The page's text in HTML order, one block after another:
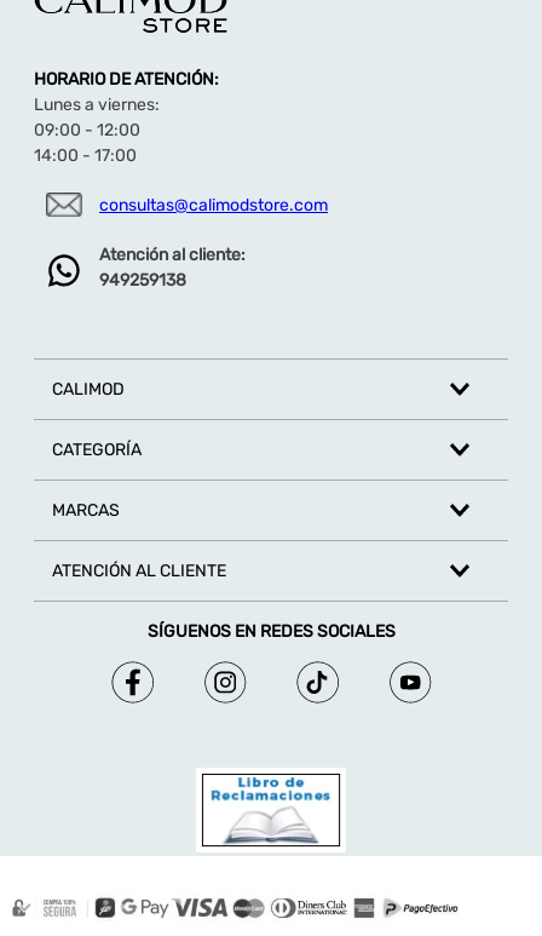
HORARIO DE ATENCIÓN:
Lunes a viernes:
09:00 - 12:00
14:00 - 17:00
consultas@calimodstore.com
Atención al cliente:
949259138
CALIMOD
CATEGORÍA
MARCAS
ATENCIÓN AL CLIENTE
SÍGUENOS EN REDES SOCIALES